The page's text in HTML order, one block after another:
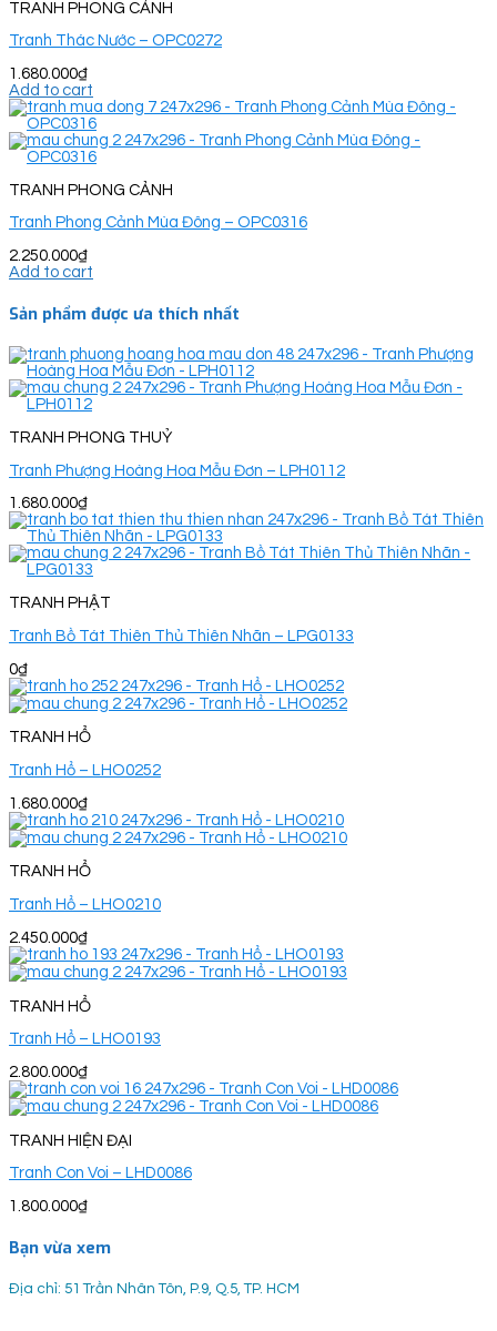
TRANH PHONG CẢNH
Tranh Thác Nước – OPC0272
1.680.000₫
Add to cart
TRANH PHONG CẢNH
Tranh Phong Cảnh Mùa Đông – OPC0316
2.250.000₫
Add to cart
Sản phẩm được ưa thích nhất
TRANH PHONG THUỶ
Tranh Phượng Hoàng Hoa Mẫu Đơn – LPH0112
1.680.000₫
TRANH PHẬT
Tranh Bồ Tát Thiên Thủ Thiên Nhãn – LPG0133
0₫
TRANH HỔ
Tranh Hổ – LHO0252
1.680.000₫
TRANH HỔ
Tranh Hổ – LHO0210
2.450.000₫
TRANH HỔ
Tranh Hổ – LHO0193
2.800.000₫
TRANH HIỆN ĐẠI
Tranh Con Voi – LHD0086
1.800.000₫
Bạn vừa xem
Địa chỉ: 51 Trần Nhân Tôn, P.9, Q.5, TP. HCM